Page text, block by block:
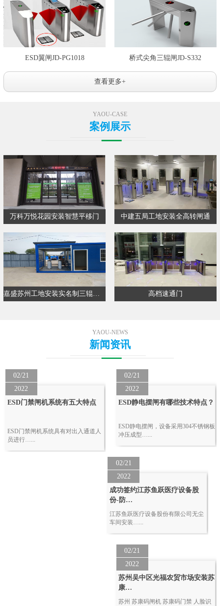
ESD翼闸JD-PG1018 桥式尖角三辊闸JD-S332
查看更多+
YAOU-CASE
案例展示
万科万悦花园安装智慧平移门 中建五局工地安装全高转闸通
嘉盛苏州工地安装实名制三辊闸通… 高档速通门
YAOU-NEWS
新闻资讯
02/21
2022
ESD门禁闸机系统有五大特点
ESD门禁闸机系统具有对出入通道人
员进行…...
02/21
2022
ESD静电摆闸有哪些技术特点？
ESD静电摆闸，设备采用304不锈钢板
冲压成型…...
02/21
2022
成功签约江苏鱼跃医疗设备股
份-防…
江苏鱼跃医疗设备股份有限公司无尘
车间安装…...
02/21
2022
苏州吴中区光福农贸市场安装苏
康…
苏州 苏康码闸机 苏康码门禁 人脸识